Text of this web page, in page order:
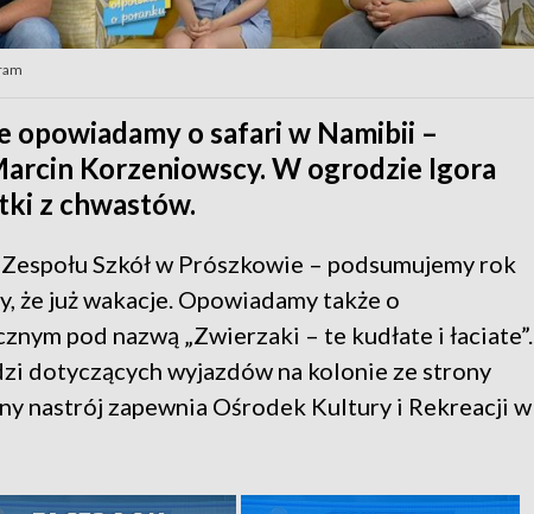
o safari w Namibii –
Korzeniowscy. W ogrodzie Igora
z chwastów.
Szkół w Prószkowie – podsumujemy rok
że już wakacje. Opowiadamy także o
pod nazwą „Zwierzaki – te kudłate i łaciate”.
dotyczących wyjazdów na kolonie ze strony
nastrój zapewnia Ośrodek Kultury i Rekreacji w